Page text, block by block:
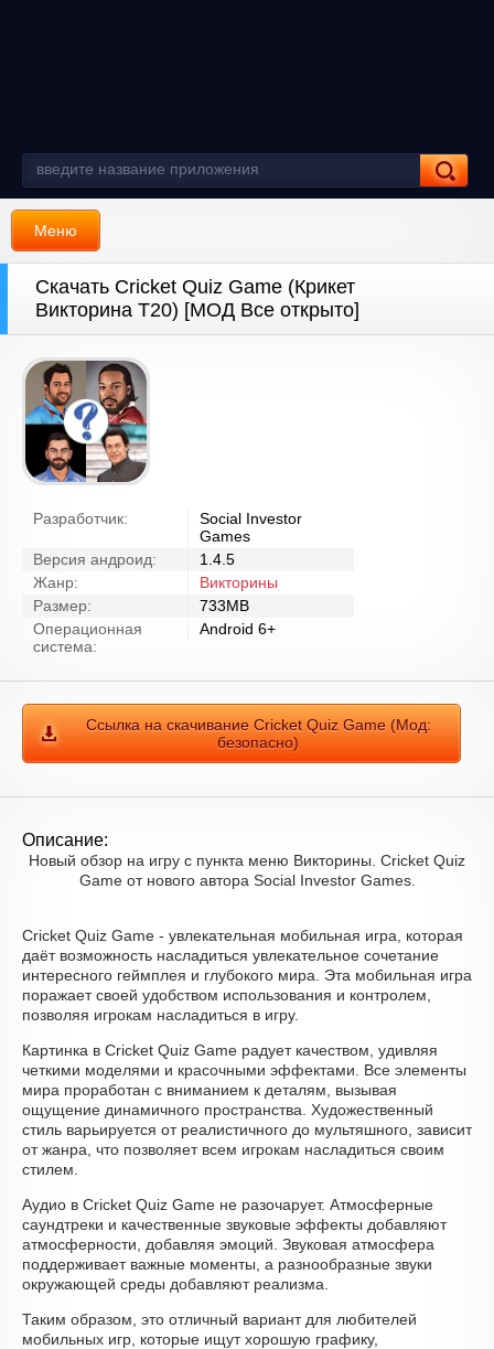
Меню
Скачать Cricket Quiz Game (Крикет
Викторина Т20) [МОД Все открыто]
Разработчик:
Social Investor
Games
Версия андроид:
1.4.5
Жанр:
Викторины
Размер:
733MB
Операционная
система:
Android 6+
Ссылка на скачивание Cricket Quiz Game (Мод:
безопасно)
Описание:
Новый обзор на игру с пункта меню Викторины. Cricket Quiz
Game от нового автора Social Investor Games.
Cricket Quiz Game - увлекательная мобильная игра, которая
даёт возможность насладиться увлекательное сочетание
интересного геймплея и глубокого мира. Эта мобильная игра
поражает своей удобством использования и контролем,
позволяя игрокам насладиться в игру.
Картинка в Cricket Quiz Game радует качеством, удивляя
четкими моделями и красочными эффектами. Все элементы
мира проработан с вниманием к деталям, вызывая
ощущение динамичного пространства. Художественный
стиль варьируется от реалистичного до мультяшного, зависит
от жанра, что позволяет всем игрокам насладиться своим
стилем.
Аудио в Cricket Quiz Game не разочарует. Атмосферные
саундтреки и качественные звуковые эффекты добавляют
атмосферности, добавляя эмоций. Звуковая атмосфера
поддерживает важные моменты, а разнообразные звуки
окружающей среды добавляют реализма.
Таким образом, это отличный вариант для любителей
мобильных игр, которые ищут хорошую графику,